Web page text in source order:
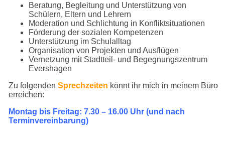
Beratung, Begleitung und Unterstützung von
Schülern, Eltern und Lehrern
Moderation und Schlichtung in Konfliktsituationen
Förderung der sozialen Kompetenzen
Unterstützung im Schulalltag
Organisation von Projekten und Ausflügen
Vernetzung mit Stadtteil- und Begegnungszentrum
Evershagen
Zu folgenden Sprechzeiten könnt ihr mich in meinem Büro
erreichen:
Montag bis Freitag: 7.30 – 16.00 Uhr (und nach
Terminvereinbarung)